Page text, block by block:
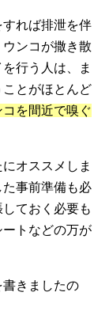
れば排泄を伴
ンコが撒き散
行う人は、ま
とがほとんど
を間近で嗅ぐ
オススメしま
事前準備も必
ておく必要も
トなどの万が
きましたの